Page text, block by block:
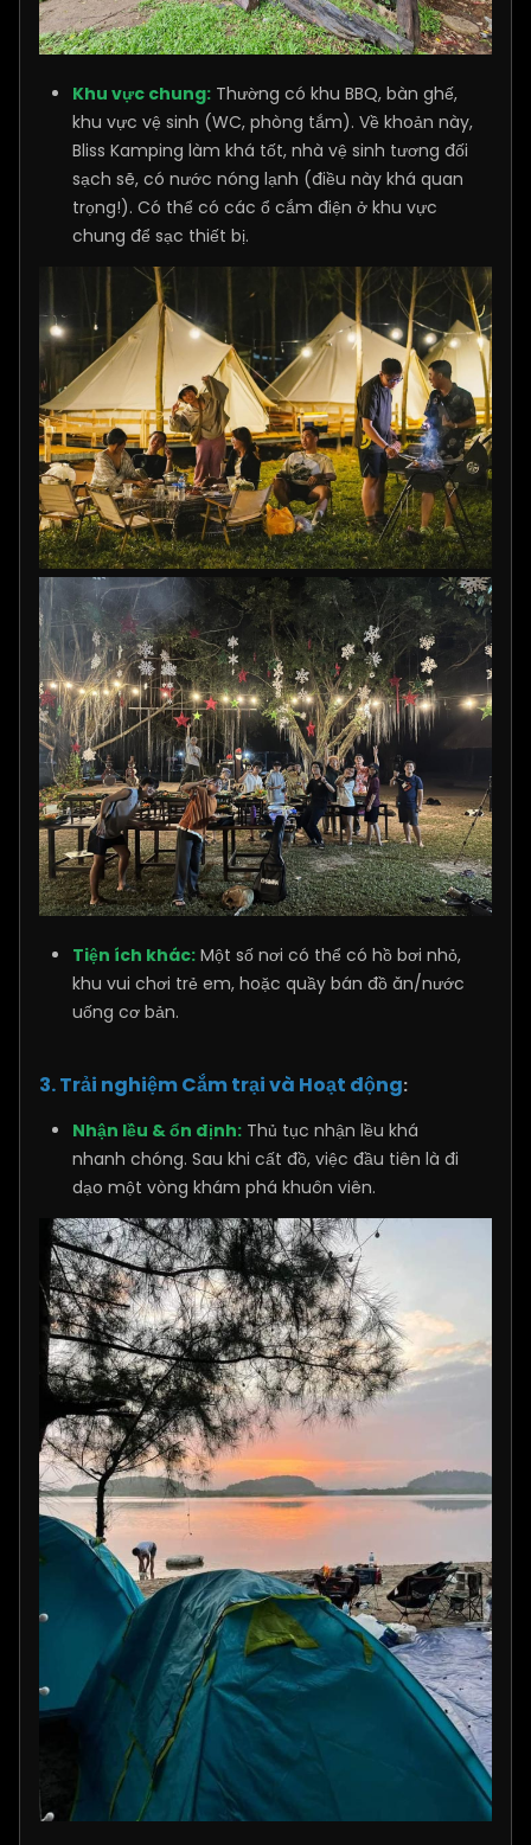
Khu vực chung: Thường có khu BBQ, bàn ghế,
khu vực vệ sinh (WC, phòng tắm). Về khoản này,
Bliss Kamping làm khá tốt, nhà vệ sinh tương đối
sạch sẽ, có nước nóng lạnh (điều này khá quan
trọng!). Có thể có các ổ cắm điện ở khu vực
chung để sạc thiết bị.
Tiện ích khác: Một số nơi có thể có hồ bơi nhỏ,
khu vui chơi trẻ em, hoặc quầy bán đồ ăn/nước
uống cơ bản.
3. Trải nghiệm Cắm trại và Hoạt động:
Nhận lều & ổn định: Thủ tục nhận lều khá
nhanh chóng. Sau khi cất đồ, việc đầu tiên là đi
dạo một vòng khám phá khuôn viên.